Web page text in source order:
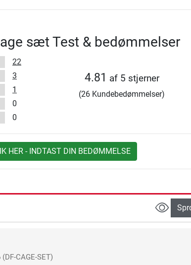
sæt Test & bedømmelser
22
3
1
0
0
4.81 af 5 stjerner
(26 Kundebedømmelser)
HER - INDTAST DIN BEDØMMELSE
(DF-CAGE-SET)